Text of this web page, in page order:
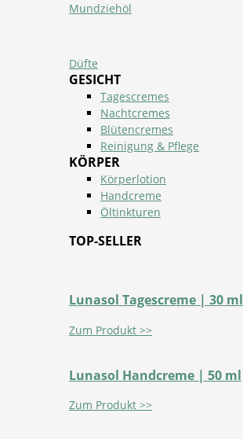
Mundziehöl
Düfte
GESICHT
Tagescremes
Nachtcremes
Blütencremes
Reinigung & Pflege
KÖRPER
Körperlotion
Handcreme
Öltinkturen
TOP-SELLER
Lunasol Tagescreme | 30 ml
Zum Produkt >>
Lunasol Handcreme | 50 ml
Zum Produkt >>